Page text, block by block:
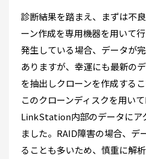
診断結果を踏まえ、まずは不
ーン作成を専用機器を用いて
発生している場合、データが
ありますが、幸運にも最新の
を抽出しクローンを作成する
このクローンディスクを用いて
LinkStation内部のデータにア
ました。RAID障害の場合、デ
ることも多いため、慎重に解